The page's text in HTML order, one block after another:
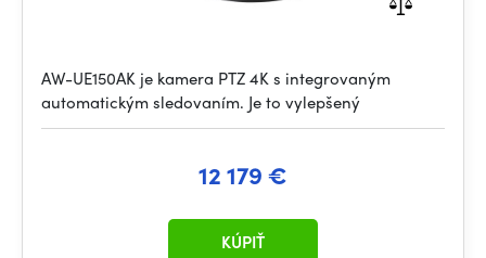
AW-UE150AK je kamera PTZ 4K s integrovaným
automatickým sledovaním. Je to vylepšený
12 179 €
KÚPIŤ